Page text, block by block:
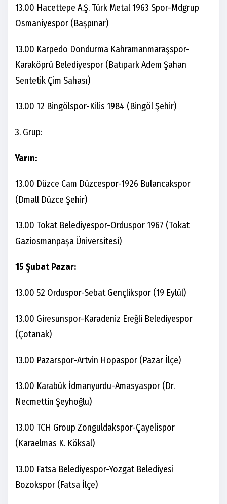
13.00 Hacettepe A.Ş. Türk Metal 1963 Spor-Mdgrup
Osmaniyespor (Başpınar)
13.00 Karpedo Dondurma Kahramanmaraşspor-
Karaköprü Belediyespor (Batıpark Adem Şahan
Sentetik Çim Sahası)
13.00 12 Bingölspor-Kilis 1984 (Bingöl Şehir)
3. Grup:
Yarın:
13.00 Düzce Cam Düzcespor-1926 Bulancakspor
(Dmall Düzce Şehir)
13.00 Tokat Belediyespor-Orduspor 1967 (Tokat
Gaziosmanpaşa Üniversitesi)
15 Şubat Pazar:
13.00 52 Orduspor-Sebat Gençlikspor (19 Eylül)
13.00 Giresunspor-Karadeniz Ereğli Belediyespor
(Çotanak)
13.00 Pazarspor-Artvin Hopaspor (Pazar İlçe)
13.00 Karabük İdmanyurdu-Amasyaspor (Dr.
Necmettin Şeyhoğlu)
13.00 TCH Group Zonguldakspor-Çayelispor
(Karaelmas K. Köksal)
13.00 Fatsa Belediyespor-Yozgat Belediyesi
Bozokspor (Fatsa İlçe)